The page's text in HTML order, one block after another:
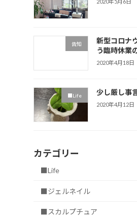
告知
新型コロナ
う臨時休業
2020年4月18日
■Life 少し厳し事
2020年4月12日
カテゴリー
■Life
■ジェルネイル
■スカルプチュア